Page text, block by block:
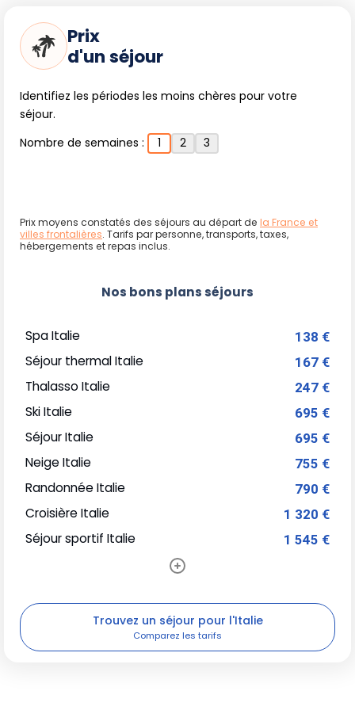
Prix
d'un séjour
Identifiez les périodes les moins chères pour votre
séjour.
Nombre de semaines :
1 2 3
Prix moyens constatés des séjours au départ de la France et
villes frontalières. Tarifs par personne, transports, taxes,
hébergements et repas inclus.
Nos bons plans séjours
Spa Italie 138 €
Séjour thermal Italie 167 €
Thalasso Italie 247 €
Ski Italie 695 €
Séjour Italie 695 €
Neige Italie 755 €
Randonnée Italie 790 €
Croisière Italie 1 320 €
Séjour sportif Italie 1 545 €
Trouvez un séjour pour l'Italie